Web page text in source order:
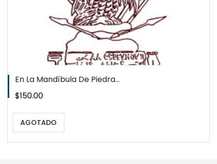
En La Mandíbula De Piedra...
Precio
$150.00
AGOTADO